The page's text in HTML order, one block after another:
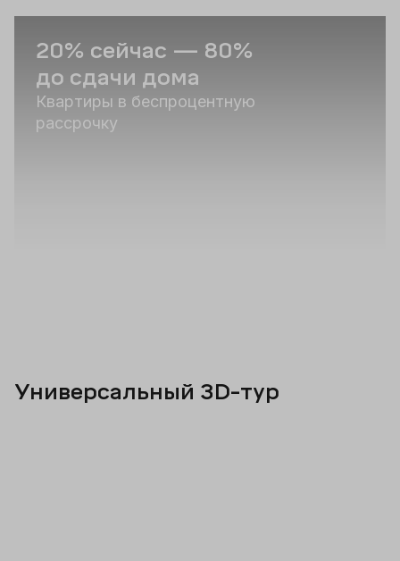
20% сейчас — 80%
до сдачи дома
Квартиры в беспроцентную
рассрочку
Универсальный 3D-тур